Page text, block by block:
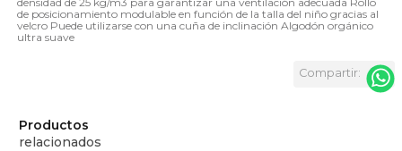
de posicionamiento modulable en función de la talla del niño gracias al
velcro Puede utilizarse con una cuña de inclinación Algodón orgánico
ultra suave
Productos
relacionados